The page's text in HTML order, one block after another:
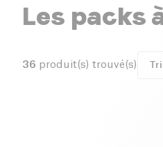
Les packs
36 produit(s) trouvé(s)